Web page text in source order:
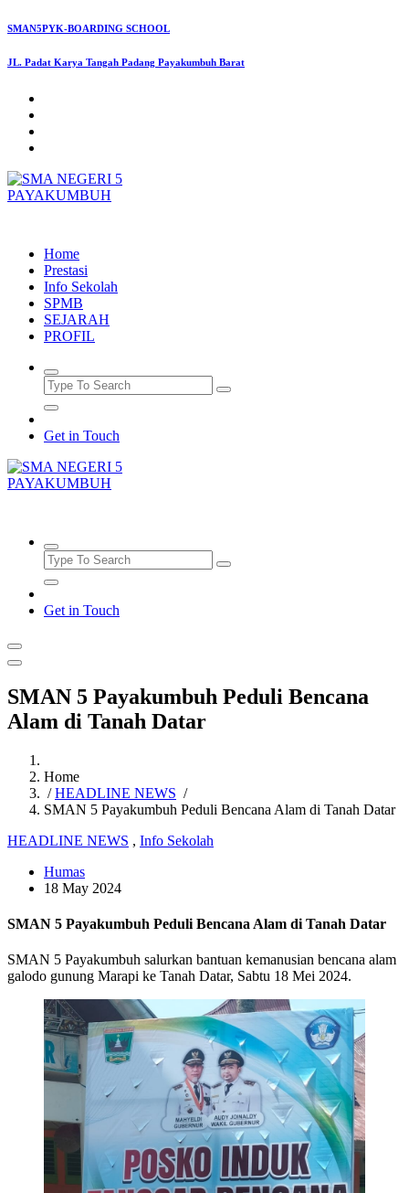
Skip
content
SMAN5PYK-BOARDING SCHOOL
JL. Padat Karya Tangah Padang Payakumbuh Barat
Home
Prestasi
Info Sekolah
SPMB
SEJARAH
PROFIL
Get in Touch
Get in Touch
SMAN 5 Payakumbuh Peduli Bencana
Alam di Tanah Datar
Home
/HEADLINE NEWS /
SMAN 5 Payakumbuh Peduli Bencana Alam di Tanah Datar
HEADLINE NEWS , Info Sekolah
Humas
18 May 2024
SMAN 5 Payakumbuh Peduli Bencana Alam di Tanah Datar
SMAN 5 Payakumbuh salurkan bantuan kemanusian bencana alam
galodo gunung Marapi ke Tanah Datar, Sabtu 18 Mei 2024.